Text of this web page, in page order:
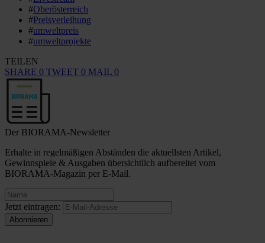
#Oberösterreich
#Preisverleihung
#umweltpreis
#umweltprojekte
TEILEN
SHARE 0 TWEET 0 MAIL 0
Der BIORAMA-Newsletter
Erhalte in regelmäßigen Abständen die aktuellsten Artikel,
Gewinnspiele & Ausgaben übersichtlich aufbereitet vom
BIORAMA-Magazin per E-Mail.
Jetzt eintragen: